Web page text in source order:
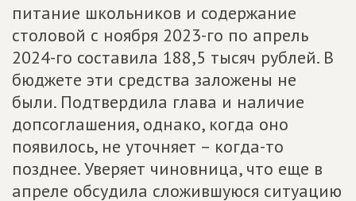
питание школьников и содержание
столовой с ноября 2023-го по апрель
2024-го составила 188,5 тысяч рублей. В
бюджете эти средства заложены не
были. Подтвердила глава и наличие
допсоглашения, однако, когда оно
появилось, не уточняет – когда-то
позднее. Уверяет чиновница, что еще в
апреле обсудила сложившуюся ситуацию